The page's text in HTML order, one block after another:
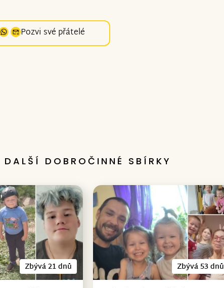
Pozvi své přátelé
DALŠÍ DOBROČINNÉ SBÍRKY
Zbývá 21 dnů Zbývá 53 dnů